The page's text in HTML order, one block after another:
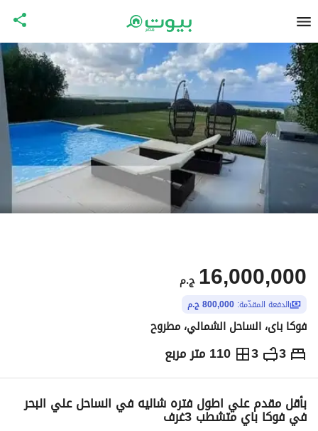
ج.م 16,000,000
الدفعة المقدّمة: 800,000 ج.م
فوكا باى، الساحل الشمالي، مطروح
3
3 110 متر مربع ج.م16,000,000
التفاصيل الاتجاهات والمؤشرات رهن عقاري
بأقل مقدم علي اطول فتره شاليه في الساحل علي البحر
في فوكا باي متشطب 3غرف